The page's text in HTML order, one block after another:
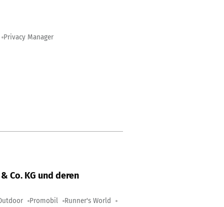
Privacy Manager
Co. KG und deren
Promobil Runner's World